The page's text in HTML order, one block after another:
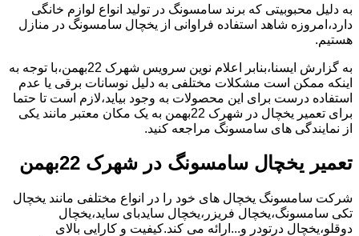
به دلیل محبوبیتی که برند سامسونگ در تولید انواع لوازم خانگی
دارد،امروزه شاهد استفاده فراوانی از یخچال سامسونگ در منازل
هستیم.
به گزارش ایسنا،بنابر اعلام نوین سرویس شهرک 22بهمن،با توجه به
اینکه ممکن است مشکلات مختلفی به دلیل نوسانات برقی یا عدم
استفاده درست برای این محصولات به وجود بیاید،لازم است تا حتما
برای تعمیر یخچال در شهرک 22بهمن به یک مکان معتبر مانند یکی
از نمایندگی های سامسونگ مراجعه کنید.
تعمیر یخچال سامسونگ در شهرک 22بهمن
شرکت سامسونگ یخچال های خود را در انواع مختلفی مانند یخچال
تکی سامسونگ،یخچال فریزر،یخچال سایدبای ساید،یخچال
دوقلو،یخچال درتودر و...ارائه می کند.کیفیت و کارایی بالای